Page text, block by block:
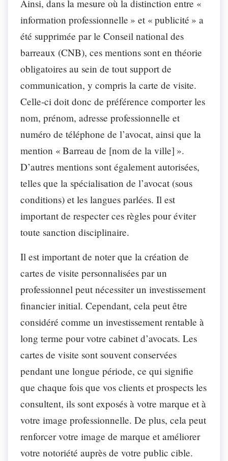
Ainsi, dans la mesure où la distinction entre «
information professionnelle » et « publicité » a
été supprimée par le Conseil national des
barreaux (CNB), ces mentions sont en théorie
obligatoires au sein de tout support de
communication, y compris la carte de visite.
Celle-ci doit donc de préférence comporter les
nom, prénom, adresse professionnelle et
numéro de téléphone de l’avocat, ainsi que la
mention « Barreau de [nom de la ville] ».
D’autres mentions sont également autorisées,
telles que la spécialisation de l’avocat (sous
conditions) et les langues parlées. Il est
important de respecter ces règles pour éviter
toute sanction disciplinaire.
Il est important de noter que la création de
cartes de visite personnalisées par un
professionnel peut nécessiter un investissement
financier initial. Cependant, cela peut être
considéré comme un investissement rentable à
long terme pour votre cabinet d’avocats. Les
cartes de visite sont souvent conservées
pendant une longue période, ce qui signifie
que chaque fois que vos clients et prospects les
consultent, ils sont exposés à votre marque et à
votre image professionnelle. De plus, cela peut
renforcer votre image de marque et améliorer
votre notoriété auprès de votre public cible.